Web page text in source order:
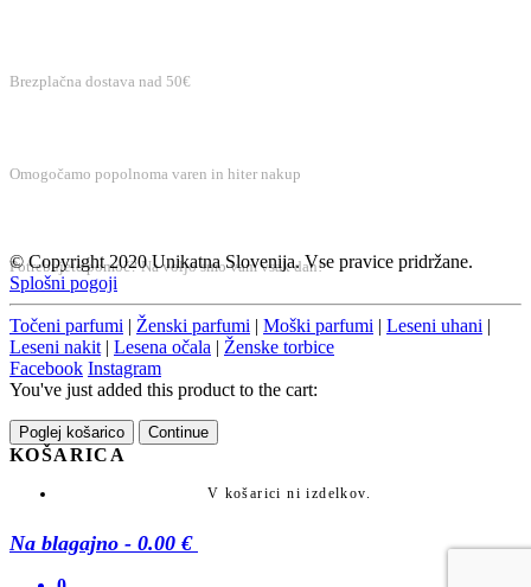
Brezplačna dostava nad 50€
Omogočamo popolnoma varen in hiter nakup
Potrebujete pomoč? Na voljo smo vam vsak dan!
© Copyright 2020 Unikatna Slovenija. Vse pravice pridržane.
Splošni pogoji
Točeni parfumi | Ženski parfumi | Moški parfumi | Leseni uhani |
Leseni nakit | Lesena očala | Ženske torbice
Facebook Instagram
You've just added this product to the cart:
Poglej košarico Continue
KOŠARICA
V košarici ni izdelkov.
Na blagajno - 0.00 €